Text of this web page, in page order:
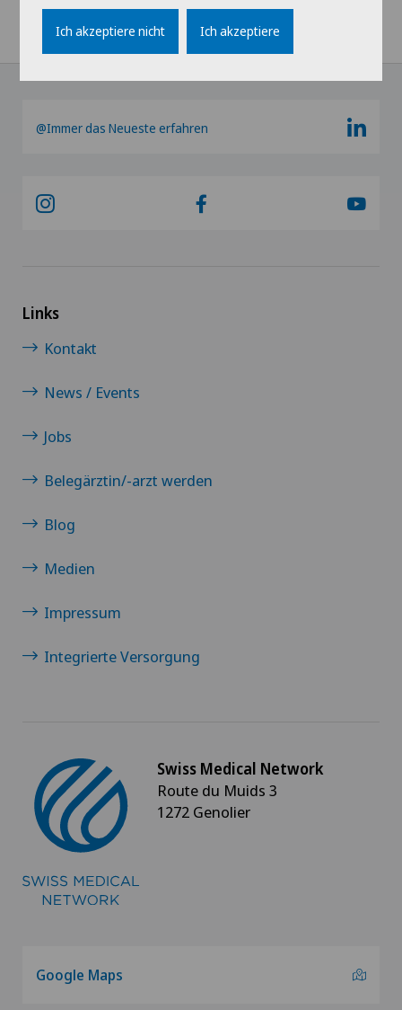
@Immer das Neueste erfahren
Links
Kontakt
News / Events
Jobs
Belegärztin/-arzt werden
Blog
Medien
Impressum
Integrierte Versorgung
Swiss Medical Network
Route du Muids 3
1272 Genolier
Google Maps
Ich akzeptiere nicht Ich akzeptiere